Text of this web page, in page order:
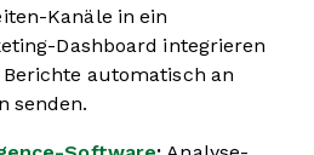
Kanäle in ein
Dashboard integrieren
automatisch an
senden.